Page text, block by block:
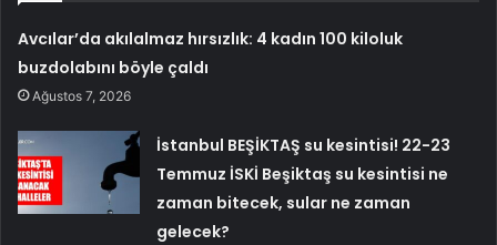
Avcılar’da akılalmaz hırsızlık: 4 kadın 100 kiloluk
buzdolabını böyle çaldı
Ağustos 7, 2026
İstanbul BEŞİKTAŞ su kesintisi! 22-23
Temmuz İSKİ Beşiktaş su kesintisi ne
zaman bitecek, sular ne zaman
gelecek?